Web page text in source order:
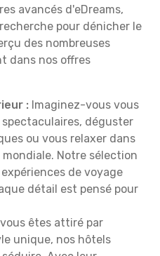
avancés d'eDreams,
pour dénicher le
des nombreuses
dans nos offres
: Imaginez-vous vous
déguster
ou vous relaxer dans
mondiale. Notre sélection
de voyage
détail est pensé pour
êtes attiré par
unique, nos hôtels